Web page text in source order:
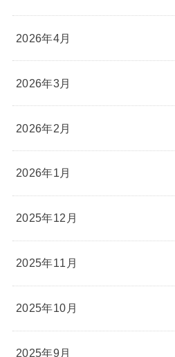
2026年4月
2026年3月
2026年2月
2026年1月
2025年12月
2025年11月
2025年10月
2025年9月